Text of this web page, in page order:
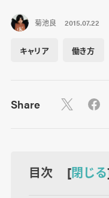
菊池良 2015.07.22
キャリア 働き方
Share
目次 [閉じる